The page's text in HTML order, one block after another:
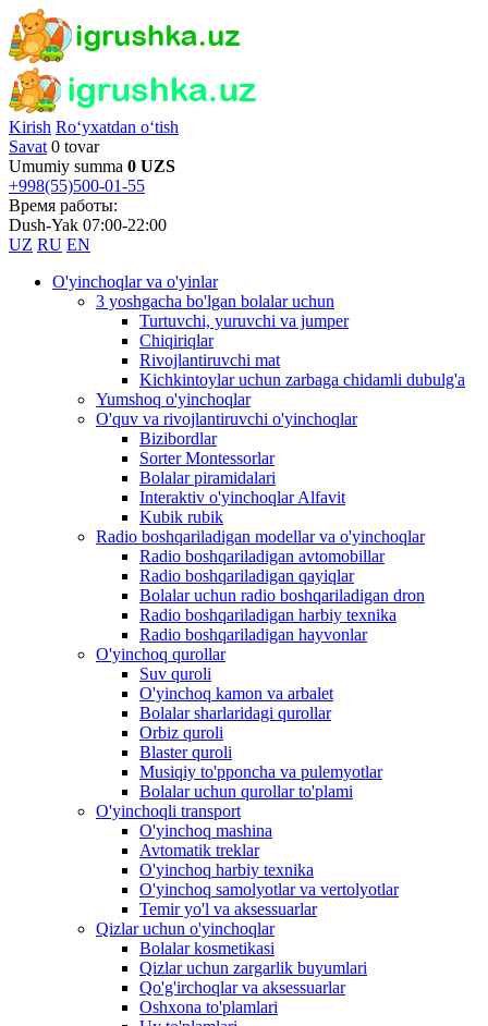
Kirish Ro‘yxatdan o‘tish
Savat 0 tovar
Umumiy summa 0 UZS
+998(55)500-01-55
Время работы:
Dush-Yak 07:00-22:00
UZ RU EN
O'yinchoqlar va o'yinlar
3 yoshgacha bo'lgan bolalar uchun
Turtuvchi, yuruvchi va jumper
Chiqiriqlar
Rivojlantiruvchi mat
Kichkintoylar uchun zarbaga chidamli dubulg'a
Yumshoq o'yinchoqlar
O'quv va rivojlantiruvchi o'yinchoqlar
Bizibordlar
Sorter Montessorlar
Bolalar piramidalari
Interaktiv o'yinchoqlar Alfavit
Kubik rubik
Radio boshqariladigan modellar va o'yinchoqlar
Radio boshqariladigan avtomobillar
Radio boshqariladigan qayiqlar
Bolalar uchun radio boshqariladigan dron
Radio boshqariladigan harbiy texnika
Radio boshqariladigan hayvonlar
O'yinchoq qurollar
Suv quroli
O'yinchoq kamon va arbalet
Bolalar sharlaridagi qurollar
Orbiz quroli
Blaster quroli
Musiqiy to'pponcha va pulemyotlar
Bolalar uchun qurollar to'plami
O'yinchoqli transport
O'yinchoq mashina
Avtomatik treklar
O'yinchoq harbiy texnika
O'yinchoq samolyotlar va vertolyotlar
Temir yo'l va aksessuarlar
Qizlar uchun o'yinchoqlar
Bolalar kosmetikasi
Qizlar uchun zargarlik buyumlari
Qo'g'irchoqlar va aksessuarlar
Oshxona to'plamlari